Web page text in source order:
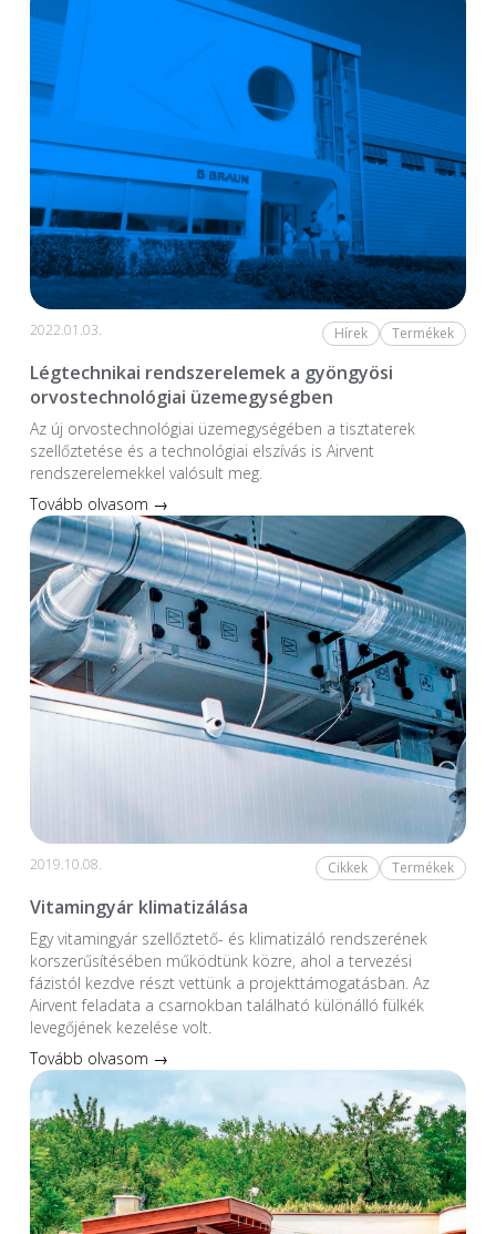
2022.01.03. Hírek Termékek
Légtechnikai rendszerelemek a gyöngyösi
orvostechnológiai üzemegységben
Az új orvostechnológiai üzem­egységében a tiszta­terek
szellőztetése és a technológiai elszívás is Airvent
rendszerelemekkel valósult meg.
Tovább olvasom →
2019.10.08. Cikkek Termékek
Vitamingyár klimatizálása
Egy vitamingyár szellőztető- és klimatizáló rendszerének
korszerűsítésében működtünk közre, ahol a tervezési
fázistól kezdve részt vettünk a projekttámogatásban. Az
Airvent feladata a csarnokban található különálló fülkék
levegőjének kezelése volt.
Tovább olvasom →